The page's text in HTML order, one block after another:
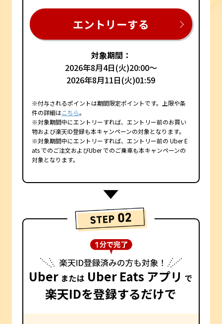
エントリーする
対象期間：
2026年8月4日(火)20:00～
2026年8月11日(火)01:59
※付与されるポイントは期間限定ポイントです。上限や条
件の詳細はこちら。
※対象期間中にエントリーすれば、エントリー前のお買い
物および楽天ID登録も本キャンペーンの対象となります。
※対象期間中にエントリーすれば、エントリー前の Uber E
ats でのご注文およびUber でのご乗車も本キャンペーンの
対象となります。
Uber または Uber Eats アプリで
楽天IDを登録するだけで